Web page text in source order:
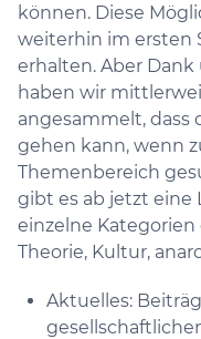
können. Diese
weiterhin im ersten
erhalten. Aber
haben wir
angesammelt, dass
gehen kann, wenn
Themenbereich
gibt es ab jetzt eine
einzelne
Theorie, Kultur,
Aktuelles: